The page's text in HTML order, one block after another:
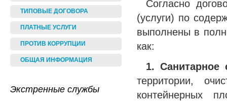
ТИПОВЫЕ ДОГОВОРА
ПЛАТНЫЕ УСЛУГИ
ПРОТИВ КОРРУПЦИИ
ОБЩАЯ ИНФОРМАЦИЯ
Экстренные службы
Согласно
(услуги) по
выполнены в
как:
1. Санитарное
территории,
контейнерных